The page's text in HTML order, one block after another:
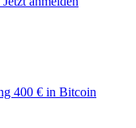
400 € in Bitcoin